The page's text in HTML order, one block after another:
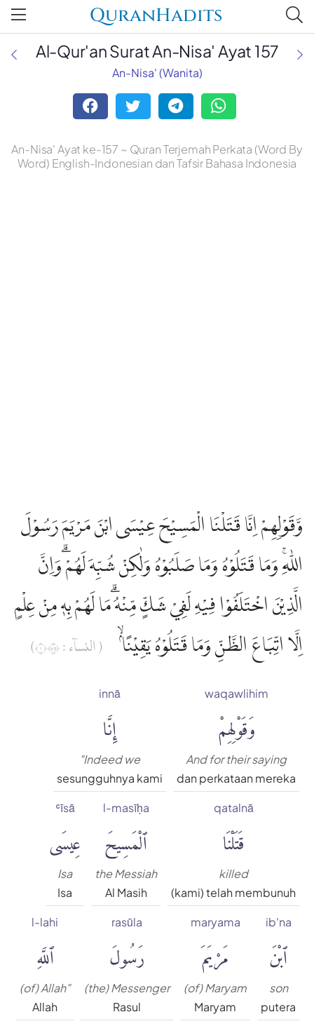
QuranHadits
Al-Qur'an Surat An-Nisa' Ayat 157
An-Nisa' (Wanita)
An-Nisa' Ayat ke-157 ~ Quran Terjemah Perkata (Word By
Word) English-Indonesian dan Tafsir Bahasa Indonesia
وَّقَوْلِهِمْ اِنَّا قَتَلْنَا الْمَسِيْحَ عِيْسَى ابْنَ مَرْيَمَ رَسُوْلَ
اللّٰهِۚ وَمَا قَتَلُوْهُ وَمَا صَلَبُوْهُ وَلٰكِنْ شُبِّهَ لَهُمْ ۗوَاِنَّ
الَّذِيْنَ اخْتَلَفُوْا فِيْهِ لَفِيْ شَكٍّ مِّنْهُ ۗمَا لَهُمْ بِهٖ مِنْ عِلْمٍ
اِلَّا اتِّبَاعَ الظَّنِّ وَمَا قَتَلُوْهُ يَقِيْنًاۢ ۙ
( النساۤء : ١٥٧)
waqawlihim
وَقَوْلِهِمْ
And for their saying
dan perkataan mereka
innā
إِنَّا
"Indeed we
sesungguhnya kami
qatalnā
قَتَلْنَا
killed
(kami) telah membunuh
l-masīḥa
ٱلْمَسِيحَ
the Messiah
Al Masih
ʿīsā
عِيسَى
Isa
Isa
ib'na
ٱبْنَ
son
putera
maryama
مَرْيَمَ
(of) Maryam
Maryam
rasūla
رَسُولَ
(the) Messenger
Rasul
l-lahi
ٱللَّهِ
(of) Allah"
Allah